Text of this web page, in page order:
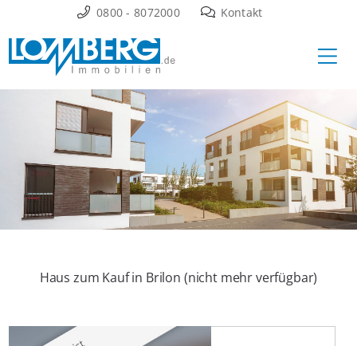
Inhalt
springen
0800 - 8072000 Kontakt
Haus zum Kauf in Brilon (nicht mehr verfügbar)